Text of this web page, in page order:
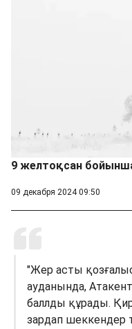
9 желтоқсан
09 декабря 2024 09:50
"Жер асты
ауданында,
баллды құрады.
зардап шеккендер